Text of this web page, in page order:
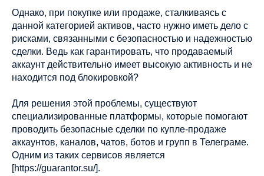
Однако, при покупке или продаже, сталкиваясь с
данной категорией активов, часто нужно иметь дело с
рисками, связанными с безопасностью и надежностью
сделки. Ведь как гарантировать, что продаваемый
аккаунт действительно имеет высокую активность и не
находится под блокировкой?
Для решения этой проблемы, существуют
специализированные платформы, которые помогают
проводить безопасные сделки по купле-продаже
аккаунтов, каналов, чатов, ботов и групп в Телеграме.
Одним из таких сервисов является
[https://guarantor.su/].